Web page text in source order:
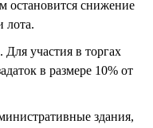
остановится снижение
лота.
участия в торгах
в размере 10% от
здания,